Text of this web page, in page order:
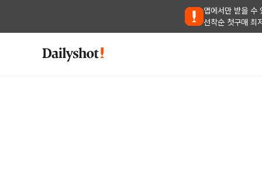
앱에서만 받을 수
선착순 첫구매 최